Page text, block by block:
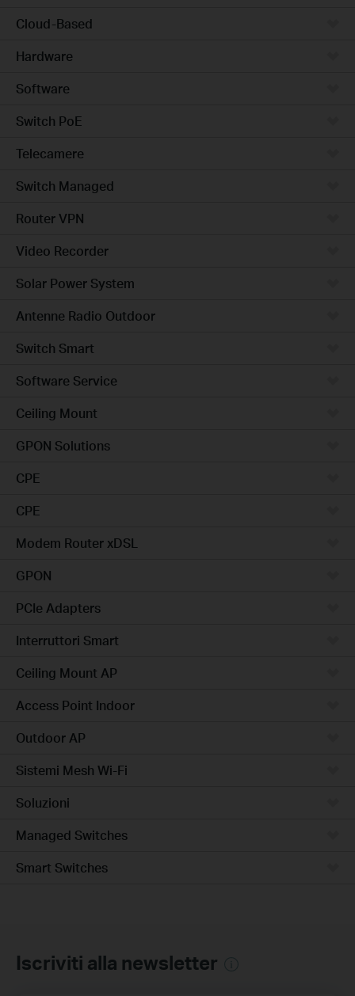
Cloud-Based
Hardware
Software
Switch PoE
Telecamere
Switch Managed
Router VPN
Video Recorder
Solar Power System
Antenne Radio Outdoor
Switch Smart
Software Service
Ceiling Mount
GPON Solutions
CPE
CPE
Modem Router xDSL
GPON
PCIe Adapters
Interruttori Smart
Ceiling Mount AP
Access Point Indoor
Outdoor AP
Sistemi Mesh Wi-Fi
Soluzioni
Managed Switches
Smart Switches
Iscriviti alla newsletter